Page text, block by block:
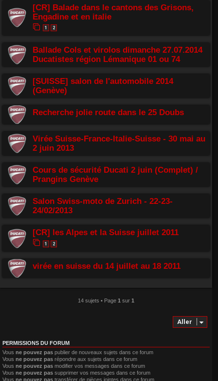
[CR] Balade dans le cantons des Grisons,
Engadine et en italie
1 2
Ballade Cols et virolos dimanche 27.07.2014
Ducatistes région Lémanique 01 ou 74
[SUISSE] salon de l'automobile 2014
(Genève)
Recherche jolie route dans le 25 Doubs
Virée Suisse-France-Italie-Suisse - 30 mai au
2 juin 2013
Cours de sécurité Ducati 2 juin (Complet) /
Prangins Genève
Salon Swiss-moto de Zurich - 22-23-
24/02/2013
[CR] les Alpes et la Suisse juillet 2011
1 2
virée en suisse du 14 juillet au 18 2011
14 sujets • Page 1 sur 1
Aller
PERMISSIONS DU FORUM
Vous ne pouvez pas publier de nouveaux sujets dans ce forum
Vous ne pouvez pas répondre aux sujets dans ce forum
Vous ne pouvez pas modifier vos messages dans ce forum
Vous ne pouvez pas supprimer vos messages dans ce forum
Vous ne pouvez pas transférer de pièces jointes dans ce forum